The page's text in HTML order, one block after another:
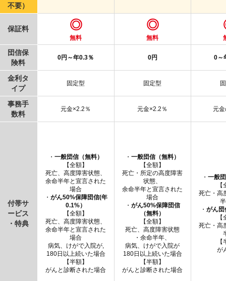
不要）
保証料 ◎
無料
◎
無料
団信保
険料
0円～年0.3％ 0円 0～
金利タ
イプ
固定型 固定型
事務手
数料
元金×2.2％ 元金×2.2％ 元
付帯サ
ービス
・特典
・一般団信（無料）
【全額】
死亡、高度障害状態、
余命半年と宣言された
場合
・ がん50%保障団信(年
0.1%）
【全額】
死亡、高度障害状態、
余命半年と宣言された
場合
病気、けがで入院が,
180日以上続いた場合
【半額】
がんと診断された場合
・一般団信（無料）
【全額】
死亡・所定の高度障害
状態、
余命半年と宣言された
場合
・ がん50%保障団信
（無料）
【全額】
死亡、高度障害状態
・余命半年、
病気、けがで入院が
180日以上続いた場合
【半額】
がんと診断された場合
・一般
死亡・高
・がん
死亡・高
が